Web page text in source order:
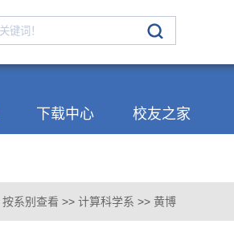
下载中心 校友之家
按系别查看 >> 计算科学系 >> 黄博